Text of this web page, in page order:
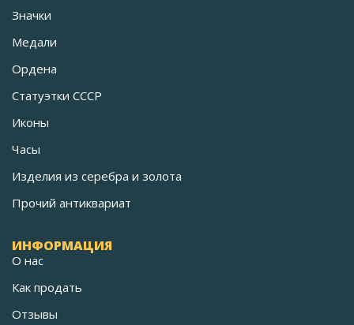
Значки
Медали
Ордена
Статуэтки СССР
Иконы
Часы
Изделия из серебра и золота
Прочий антиквариат
ИНФОРМАЦИЯ
О нас
Как продать
Отзывы